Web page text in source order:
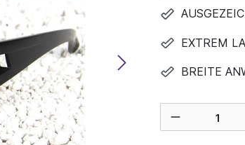
EXTREM
BREITE